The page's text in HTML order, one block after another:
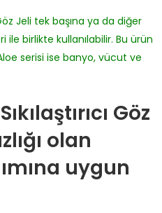
Jeli tek başına ya da diğer
ile birlikte kullanılabilir. Bu ürün
serisi ise banyo, vücut ve
Göz
olan
uygun